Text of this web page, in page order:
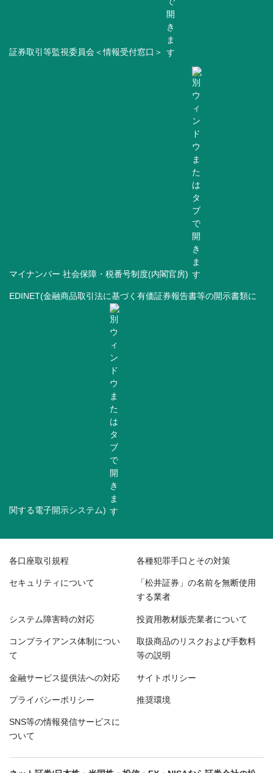
証券取引等監視委員会＜情報受付窓口＞
マイナンバー 社会保障・税番号制度(内閣官房)
EDINET(金融商品取引法に基づく有価証券報告書等の開示書類に
関する電子開示システム)
各口座取引規程 各種犯罪手口とその対策
セキュリティについて 「松井証券」の名前を無断使用
する業者
システム障害時の対応 投資用教材販売業者について
コンプライアンス体制につい
て
取扱商品のリスクおよび手数料
等の説明
金融サービス提供法への対応 サイトポリシー
プライバシーポリシー 推奨環境
SNS等の情報発信サービスに
ついて